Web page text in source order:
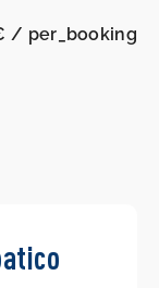
/ per_booking